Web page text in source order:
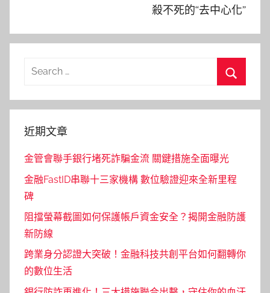
殺不死的“去中心化”
Search
近期文章
金管會聯手銀行堵死詐騙金流 關鍵措施全面曝光
金融FastID串聯十三家機構 數位驗證迎來全新里程
碑
阻擋螢幕截圖如何保護帳戶資金安全？揭開金融防護
新防線
跨業身分認證大突破！金融科技共創平台如何翻轉你
的數位生活